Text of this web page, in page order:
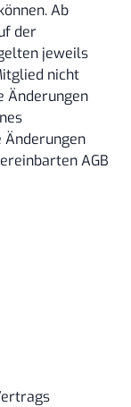
Ab
der
jeweils
nicht
Änderungen
Änderungen
AGB